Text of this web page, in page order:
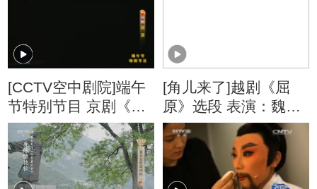
[CCTV空中剧院]端午
节特别节目 京剧《屈
原》 第八场
[角儿来了]越剧《屈
原》选段 表演：魏春
芳 等